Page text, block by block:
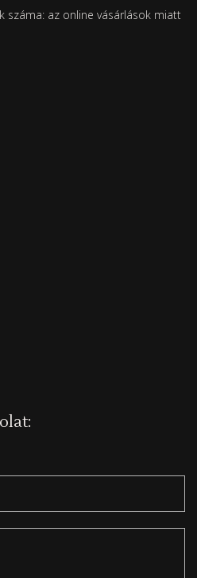
száma: az online vásárlások miatt